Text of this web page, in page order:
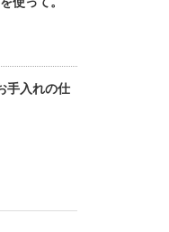
手入れの仕